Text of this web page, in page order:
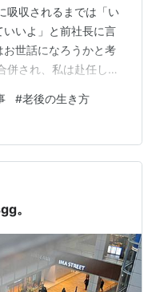
吸収されるまでは「い
いよ」と前社長に言
世話になろうかと考
併され、私は赴任し、
人なのは良かった
い会社になってしま
制ができたので辞める
の頃は４世代同居です
組織には様々な年代
な考え方…
#老後の生き方
。